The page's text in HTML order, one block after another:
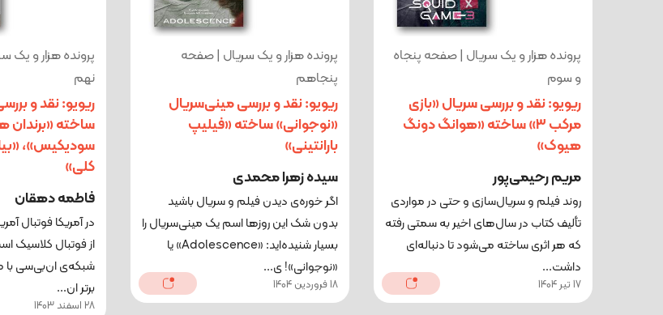
پرونده هزار و یک سریال | صفحه پنجاه
و سوم
ریویو: نقد و بررسی سریال «بازی
مرکب 3» ساخته «هوانگ دونگ
هیوک»
مریم رحیمی‌پور
روند فیلم و سریال‌سازی و حتی در مواردی
تألیف کتاب در سال‌های اخیر به سمتی رفته
که هر اثری ساخته می‌شود تا دنباله‌ای
داشت...
17 تیر 1404
پرونده هزار و یک سریال | صفحه
پنجاهم
ریویو: نقد و بررسی مینی‌سریال
«نوجوانی» ساخته «فیلیپ
بارانتینی»
سیده زهرا محمدی
اگر خوره‌ی دیدن فیلم و سریال باشید
بدون شک این روزها اسم یک مینی‌سریال را
بسیار شنیده‌اید: «Adolescence» یا
«نوجوانی»! ی...
18 فروردین 1404
پرونده هزار و
نهم
ریویو: نقد و
ساخته
سودیکیس»،
کلی»
فاطمه دهقان
در آمریکا فوتبال
از فوتبال کلاسیک
شبکه‌ی ان‌بی‌سی
برتر ان...
28 اسفند 1403